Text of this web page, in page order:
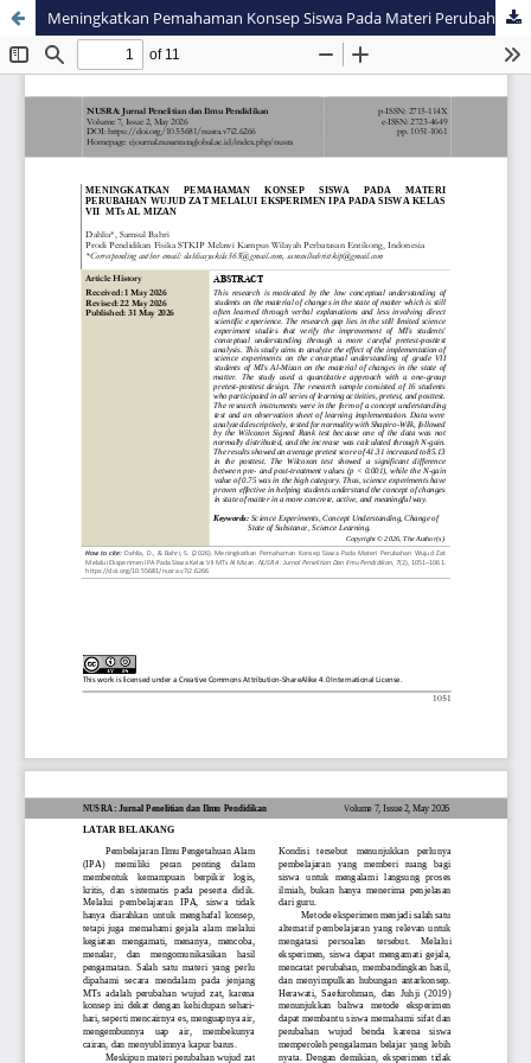
Meningkatkan Pemahaman Konsep Siswa Pada Materi Perubahan Wujud Zat Melalui Eksperimen IPA Pada Siswa Kelas VII MTs Al Mizan